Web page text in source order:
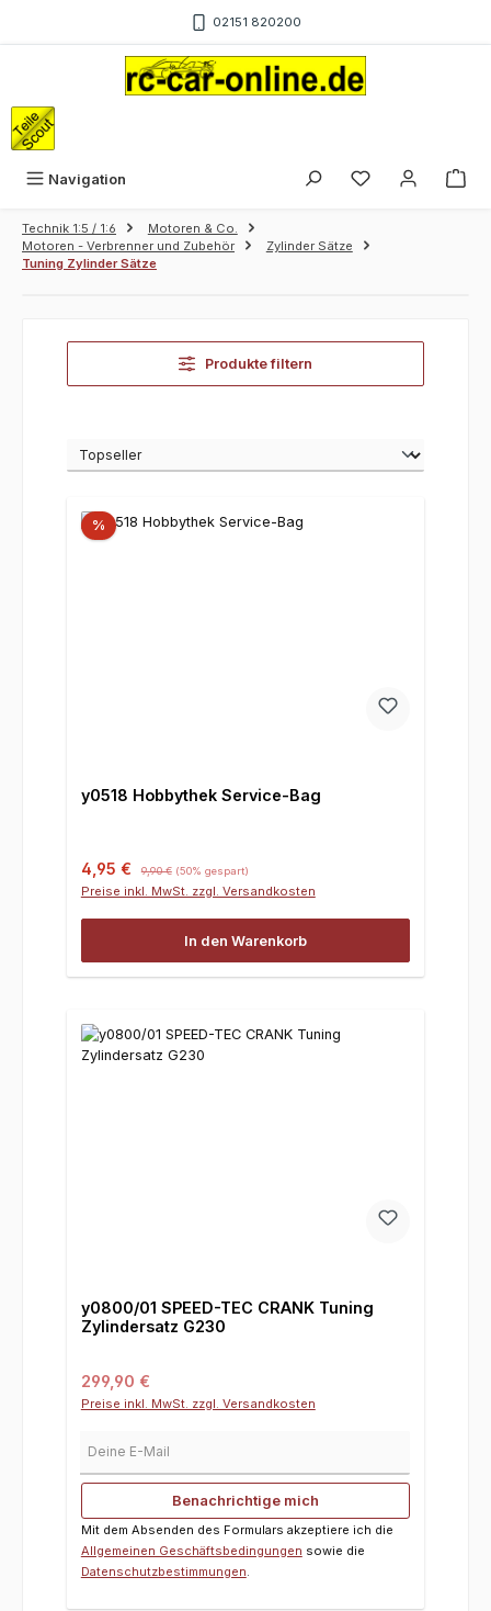
02151 820200
Navigation
Technik 1:5 / 1:6
Motoren & Co.
Motoren - Verbrenner und Zubehör
Zylinder Sätze
Tuning Zylinder Sätze
Produkte filtern
%
y0518 Hobbythek Service-Bag
Verkaufspreis:
4,95 € Regulärer Preis:
9,90 € (50% gespart)
Preise inkl. MwSt. zzgl. Versandkosten
In den Warenkorb
y0800/01 SPEED-TEC CRANK Tuning
Zylindersatz G230
Regulärer Preis:
299,90 €
Preise inkl. MwSt. zzgl. Versandkosten
Benachrichtige mich
Mit dem Absenden des Formulars akzeptiere ich die
Allgemeinen Geschäftsbedingungen sowie die
Datenschutzbestimmungen